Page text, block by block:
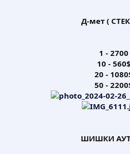
Д-мет (
1 - 2700
10 - 560$
20 -
50 -
ШИШКИ